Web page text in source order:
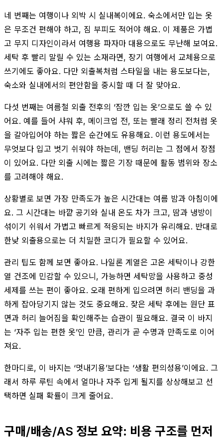
네 번째는 여행이나 외박 시 실내복이에요. 숙소에서만 입는 옷
은 무조건 편해야 하고, 짐 부피도 적어야 해요. 이 제품은 가볍
고 무지 디자인이라서 여행용 파자마 대용으로도 무난해 보여요.
세탁 후 빨리 말릴 수 있는 소재라면, 장기 여행에서 교체용으로
쓰기에도 좋아요. 다만 외출복처럼 스타일을 내는 용도보다는,
숙소와 실내에서의 편안함을 중시할 때 더 잘 맞아요.
다섯 번째는 여름철 외출 전후의 ‘잠깐 입는 옷’으로도 쓸 수 있
어요. 예를 들어 샤워 후, 메이크업 전, 또는 빨래 정리 전처럼 옷
을 갈아입어야 하는 짧은 순간에도 유용해요. 이런 용도에서는
무엇보다 입고 벗기 쉬워야 하는데, 밴딩 허리는 그 점에서 장점
이 있어요. 다만 외출 시에는 짧은 기장 때문에 활동 범위와 장소
를 고려해야 해요.
상황별로 보면 가장 만족도가 높은 시간대는 여름 밤과 아침이에
요. 그 시간대는 바깥 공기와 실내 온도 차가 크고, 땀과 냉방이
섞이기 쉬워서 가볍고 빠르게 적응되는 바지가 유리해요. 반대로
한낮 외출용으로는 더 치밀한 코디가 필요할 수 있어요.
관리 팁도 함께 보면 좋아요. 나일론 계열은 고온 세탁이나 강한
열 건조에 민감할 수 있으니, 가능하면 세탁망을 사용하고 중성
세제를 쓰는 편이 좋아요. 오래 편하게 입으려면 허리 밴딩을 과
하게 잡아당기지 않는 것도 중요해요. 잦은 세탁 후에는 원단 표
면과 허리 늘어짐을 확인해주는 습관이 필요해요. 결국 이 바지
는 ‘자주 입는 편한 옷’인 만큼, 관리가 곧 수명과 만족도로 이어
져요.
한마디로, 이 바지는 ‘멋내기용’보다는 ‘생활 편의성용’이에요. 그
래서 하루 루틴 속에서 얼마나 자주 입게 될지를 상상해보고 선
택하면 실패 확률이 크게 줄어요.
구매/배송/AS 정보 요약: 비용 구조를 먼저